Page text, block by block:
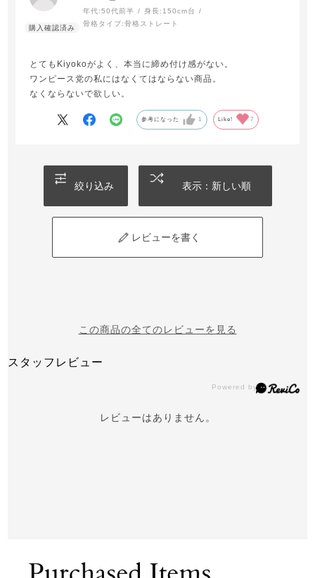
年代:50代前半 身長: 150cm台
骨格タイプ:骨格ストレート
とてもKiyokoがよく、本当に締め付け感がない。
ワンピース党の私にはなくてはならない商品。
なくならないで欲しい。
参考になった 1 Like! 7
絞り込み 表示：新しい順
レビューを書く
この商品の全てのレビューを見る
スタッフレビュー
レビューはありません。